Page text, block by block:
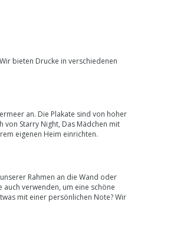
bieten Drucke in verschiedenen
an. Die Plakate sind von hoher
von Starry Night, Das Mädchen mit
eigenen Heim einrichten.
Rahmen an die Wand oder
auch verwenden, um eine schöne
mit einer persönlichen Note? Wir